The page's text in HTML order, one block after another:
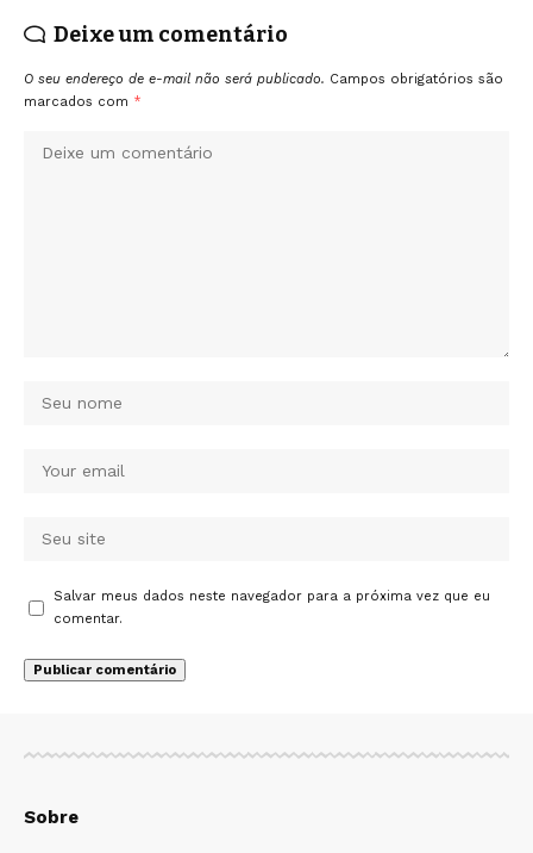
Deixe um comentário
O seu endereço de e-mail não será publicado. Campos obrigatórios são
marcados com *
Salvar meus dados neste navegador para a próxima vez que eu
comentar.
Sobre